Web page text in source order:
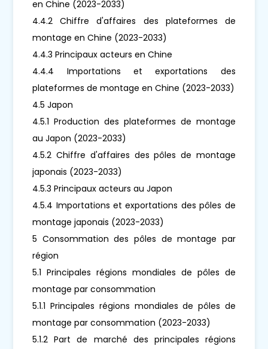
en Chine (2023-2033)
4.4.2 Chiffre d'affaires des plateformes de
montage en Chine (2023-2033)
4.4.3 Principaux acteurs en Chine
4.4.4 Importations et exportations des
plateformes de montage en Chine (2023-2033)
4.5 Japon
4.5.1 Production des plateformes de montage
au Japon (2023-2033)
4.5.2 Chiffre d'affaires des pôles de montage
japonais (2023-2033)
4.5.3 Principaux acteurs au Japon
4.5.4 Importations et exportations des pôles de
montage japonais (2023-2033)
5 Consommation des pôles de montage par
région
5.1 Principales régions mondiales de pôles de
montage par consommation
5.1.1 Principales régions mondiales de pôles de
montage par consommation (2023-2033)
5.1.2 Part de marché des principales régions